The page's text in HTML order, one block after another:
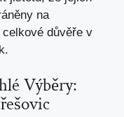
na
důvěře v
Výběry: